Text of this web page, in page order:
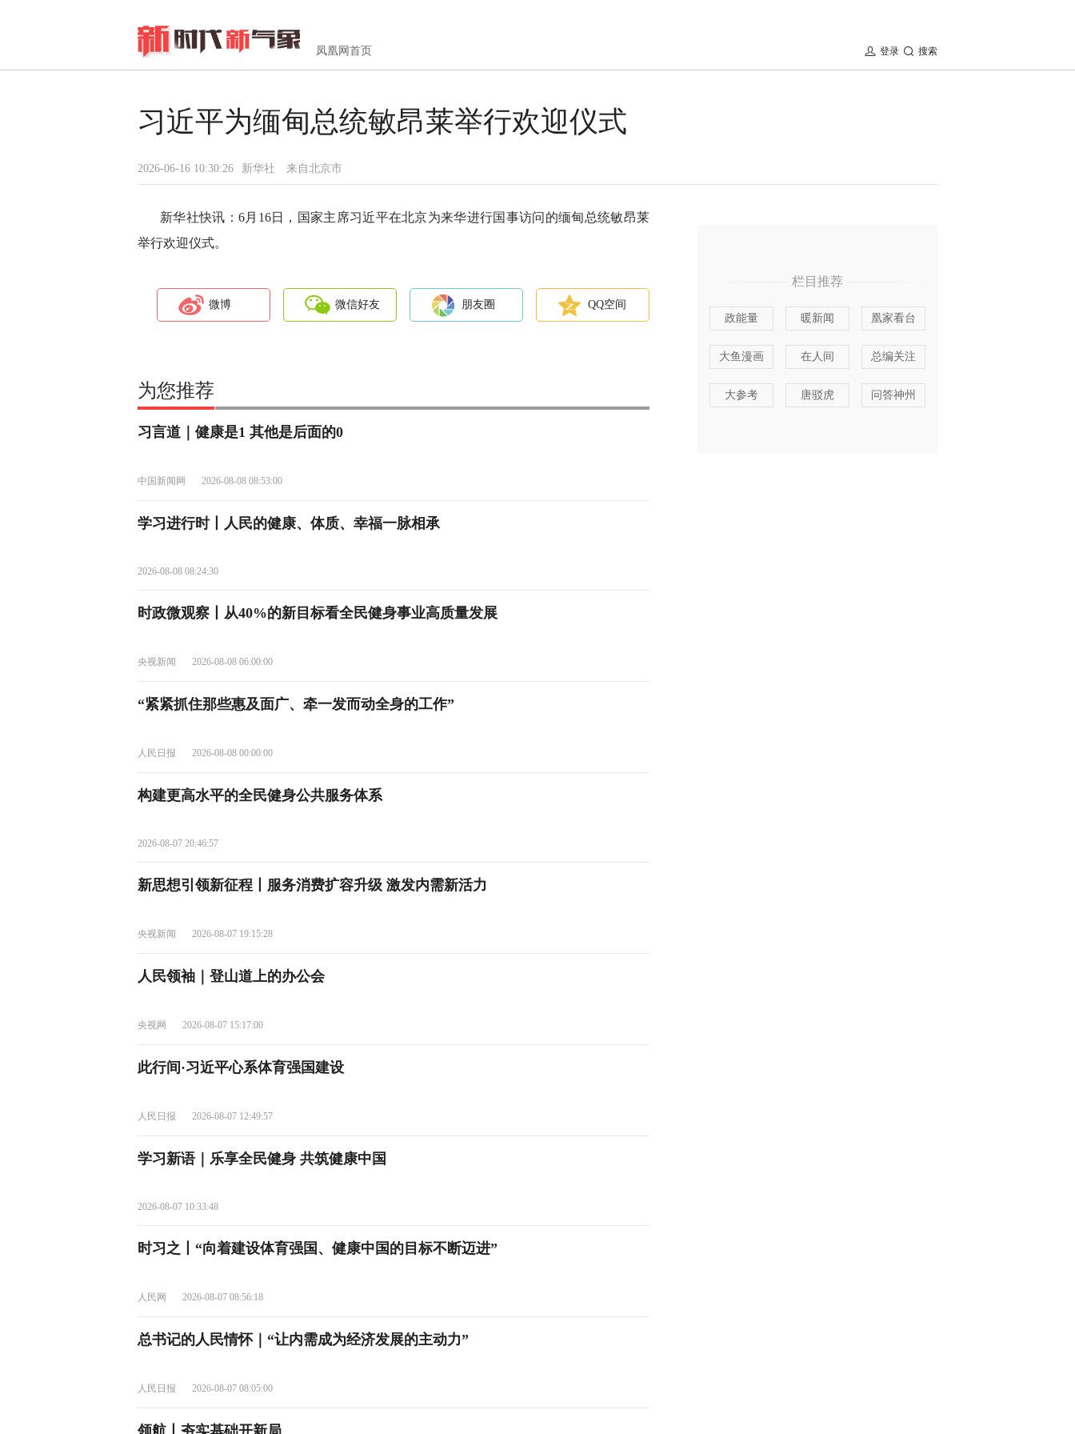
凤凰网首页 搜索
登录
习近平为缅甸总统敏昂莱举行欢迎仪式
2026-06-16 10:30:26 新华社 来自北京市
新华社快讯：6月16日，国家主席习近平在北京为来华进行国事访问的缅甸总统敏昂莱
举行欢迎仪式。
微博 微信好友 朋友圈 QQ空间
为您推荐
习言道｜健康是1 其他是后面的0
中国新闻网 2026-08-08 08:53:00
学习进行时丨人民的健康、体质、幸福一脉相承
2026-08-08 08:24:30
时政微观察丨从40%的新目标看全民健身事业高质量发展
央视新闻 2026-08-08 06:00:00
“紧紧抓住那些惠及面广、牵一发而动全身的工作”
人民日报 2026-08-08 00:00:00
构建更高水平的全民健身公共服务体系
2026-08-07 20:46:57
新思想引领新征程丨服务消费扩容升级 激发内需新活力
央视新闻 2026-08-07 19:15:28
人民领袖｜登山道上的办公会
央视网 2026-08-07 15:17:00
此行间·习近平心系体育强国建设
人民日报 2026-08-07 12:49:57
学习新语｜乐享全民健身 共筑健康中国
2026-08-07 10:33:48
时习之丨“向着建设体育强国、健康中国的目标不断迈进”
人民网 2026-08-07 08:56:18
总书记的人民情怀｜“让内需成为经济发展的主动力”
人民日报 2026-08-07 08:05:00
领航丨夯实基础开新局
栏目推荐
政能量 暖新闻 凰家看台
大鱼漫画 在人间 总编关注
大参考 唐驳虎 问答神州